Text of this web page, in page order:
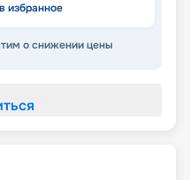
избранное
о снижении цены